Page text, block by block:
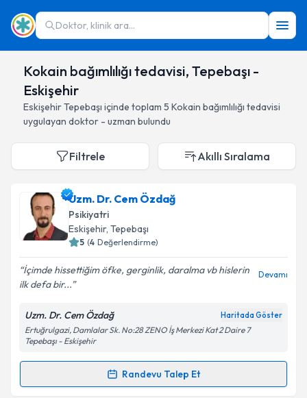
Doktor, klinik ara...
Kokain bağımlılığı tedavisi, Tepebaşı -
Eskişehir
EskişehirTepebaşı içinde toplam 5 Kokain bağımlılığı tedavisi
uygulayan doktor - uzman bulundu
Filtrele Akıllı Sıralama
Uzm. Dr. Cem Özdağ
Psikiyatri
Eskişehir, Tepebaşı
5 (4 Değerlendirme)
İçimde hissettiğim öfke, gerginlik, daralma vb hislerin
ilk defa bir...
Devamı
Uzm. Dr. Cem Özdağ Haritada Göster
Ertuğrulgazi, Damlalar Sk. No:28 ZENO İş Merkezi Kat 2 Daire 7
Tepebaşı - Eskişehir
Randevu Talep Et
Randevu Takvimi Talebi